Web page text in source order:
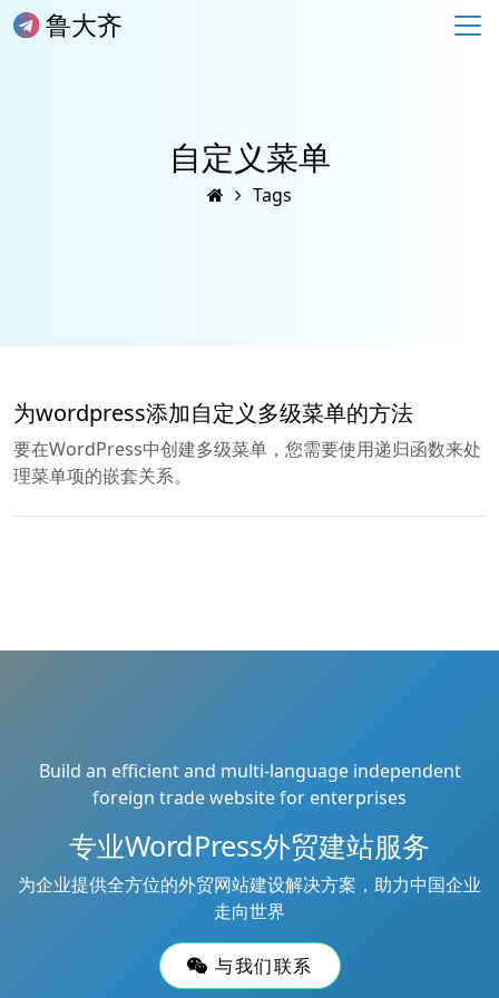
鲁大齐
自定义菜单
Tags
为wordpress添加自定义多级菜单的方法
要在WordPress中创建多级菜单，您需要使用递归函数来处
理菜单项的嵌套关系。
Build an efficient and multi-language independent
foreign trade website for enterprises
专业WordPress外贸建站服务
为企业提供全方位的外贸网站建设解决方案，助力中国企业
走向世界
与我们联系